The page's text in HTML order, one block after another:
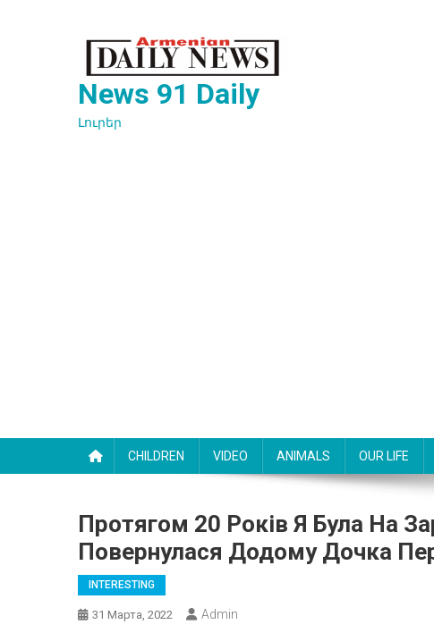
News 91 Daily
Լուրեր
CHILDREN VIDEO ANIMALS OUR LIFE
Протягом 20 Років Я Була На
Повернулася Додому Дочка
INTERESTING
31 Марта, 2022 Admin